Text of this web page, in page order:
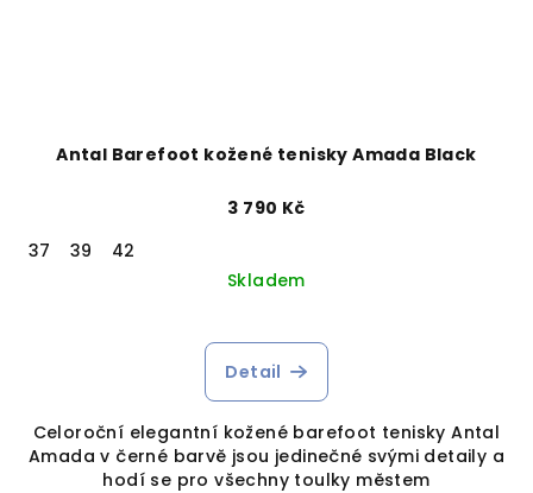
Antal Barefoot kožené tenisky Amada Black
3 790 Kč
37
39
42
Skladem
Detail
Celoroční elegantní kožené barefoot tenisky Antal
Amada v černé barvě jsou jedinečné svými detaily a
hodí se pro všechny toulky městem